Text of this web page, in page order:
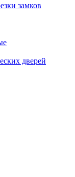
замков
дверей